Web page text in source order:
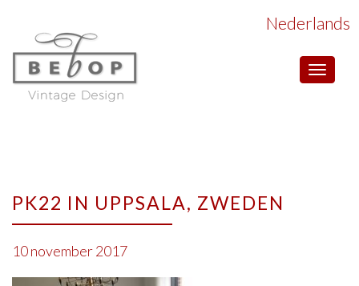
Toggle
Nederlands
PK22 IN UPPSALA, ZWEDEN
10 november 2017